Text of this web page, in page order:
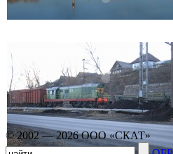
© 2002 — 2026 ООО «СКАТ»